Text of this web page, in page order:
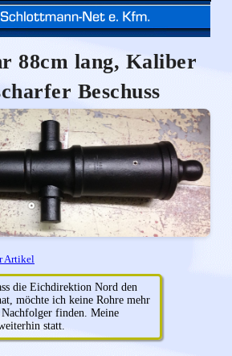
88cm lang, Kaliber
Beschuss
Artikel
die Eichdirektion Nord den
möchte ich keine Rohre mehr
finden. Meine
statt.